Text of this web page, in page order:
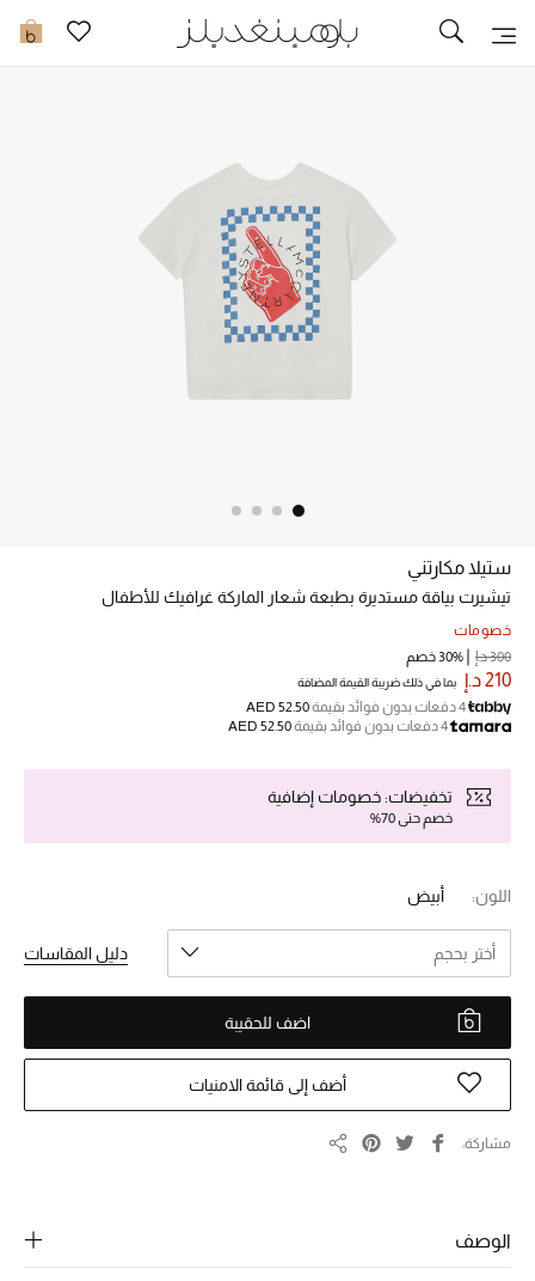
0 تخفيضات
مزيد من التخفيضات
خصم حتى 70%
تسوقوا الآن
ما وصلنا حديثاً
ما وصلنا حديثاً
الموسم الجديد
النساء
الحقائب النسائية
أحذية النسائية
الرجال
مستلزمات المنزل
ستيلا مكارتني
تيشيرت بياقة مستديرة بطبعة شعار الماركة غرافيك للأطفال
خصومات
210 د.إ بما في ذلك ضريبة القيمة المضافة
300 د.إ 30% خصم
4 دفعات بدون فوائد بقيمة
AED 52.50
4 دفعات بدون فوائد بقيمة
AED 52.50
تخفيضات: خصومات إضافية
خصم حتى 70%
اللون: أبيض
أختر بحجم دليل المقاسات
اضف للحقيبة
أضف إلى قائمة الامنيات
مشاركة
الوصف